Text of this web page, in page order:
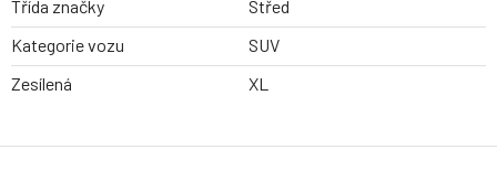
Třída značky
Střed
Kategorie vozu
SUV
Zesílená
XL